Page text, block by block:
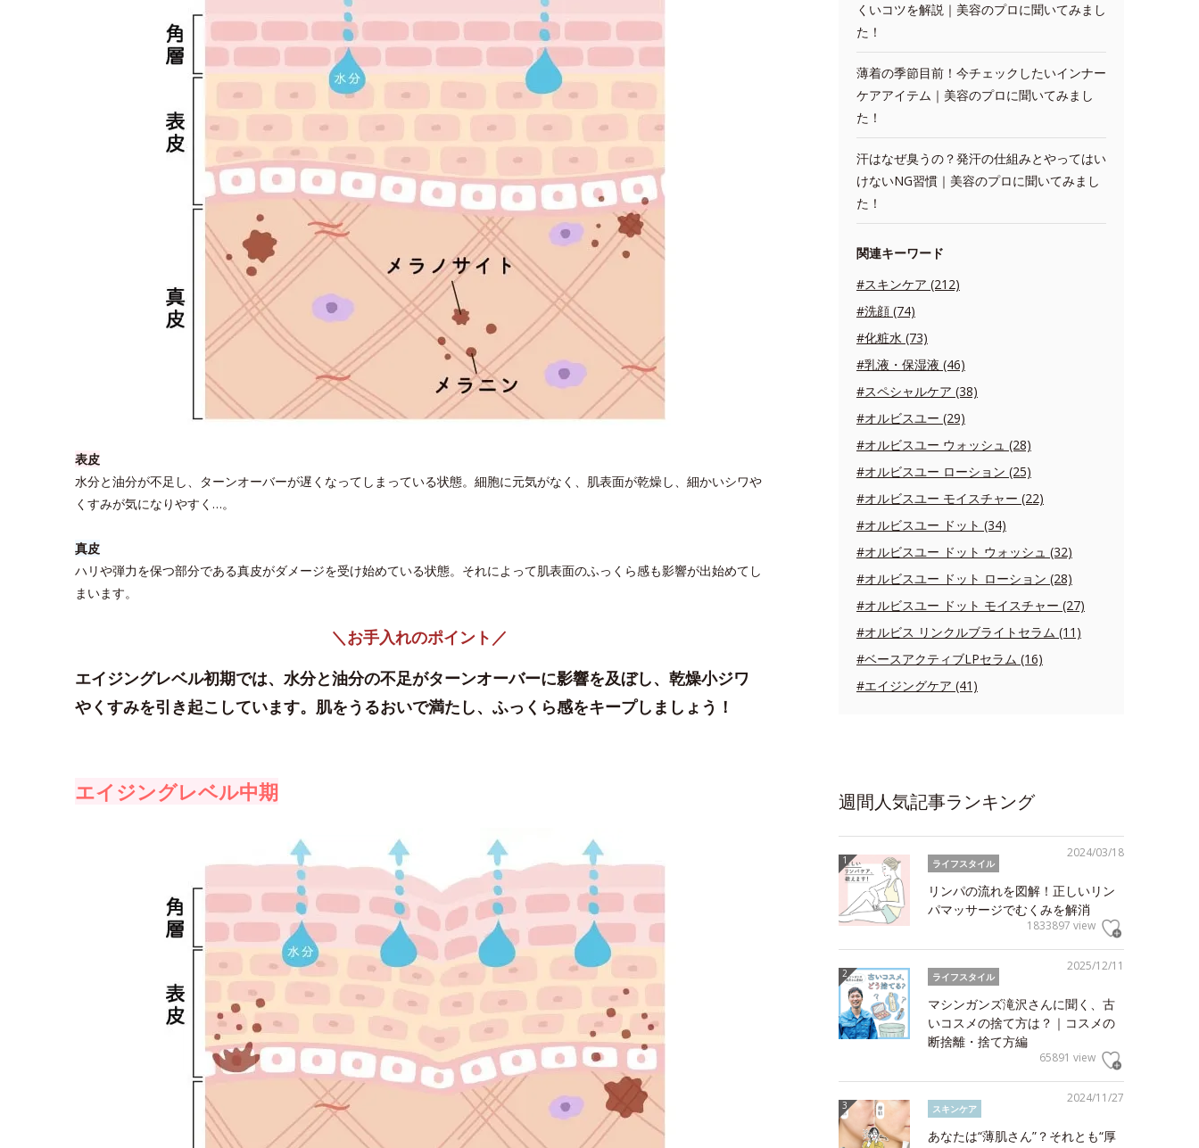
表皮
水分と油分が不足し、ターンオーバーが遅くなってしまっている状態。細胞に元気がなく、肌表面が乾燥し、細かいシワや
くすみが気になりやすく…。
真皮
ハリや弾力を保つ部分である真皮がダメージを受け始めている状態。それによって肌表面のふっくら感も影響が出始めてし
まいます。
＼お手入れのポイント／
エイジングレベル初期では、水分と油分の不足がターンオーバーに影響を及ぼし、乾燥小ジワ
やくすみを引き起こしています。肌をうるおいで満たし、ふっくら感をキープしましょう！
エイジングレベル中期
くいコツを解説｜美容のプロに聞いてみまし
た！
薄着の季節目前！今チェックしたいインナー
ケアアイテム｜美容のプロに聞いてみまし
た！
汗はなぜ臭うの？発汗の仕組みとやってはい
けないNG習慣｜美容のプロに聞いてみまし
た！
関連キーワード
#スキンケア (212)
#洗顔 (74)
#化粧水 (73)
#乳液・保湿液 (46)
#スペシャルケア (38)
#オルビスユー (29)
#オルビスユー ウォッシュ (28)
#オルビスユー ローション (25)
#オルビスユー モイスチャー (22)
#オルビスユー ドット (34)
#オルビスユー ドット ウォッシュ (32)
#オルビスユー ドット ローション (28)
#オルビスユー ドット モイスチャー (27)
#オルビス リンクルブライトセラム (11)
#ベースアクティブLPセラム (16)
#エイジングケア (41)
週間人気記事ランキング
2024/03/18
ライフスタイル
リンパの流れを図解！正しいリン
パマッサージでむくみを解消
1833897 view
2025/12/11
ライフスタイル
マシンガンズ滝沢さんに聞く、古
いコスメの捨て方は？｜コスメの
断捨離・捨て方編
65891 view
2024/11/27
スキンケア
あなたは“薄肌さん”？それとも“厚